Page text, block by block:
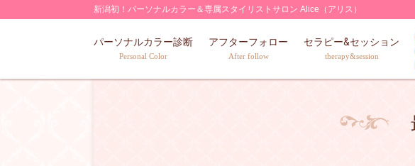
新潟初！パーソナルカラー＆専属スタイリストサロン Alice（アリス）
パーソナルカラー診断
Personal Color
アフターフォロー
After follow
セラピー&セッション
therapy&session